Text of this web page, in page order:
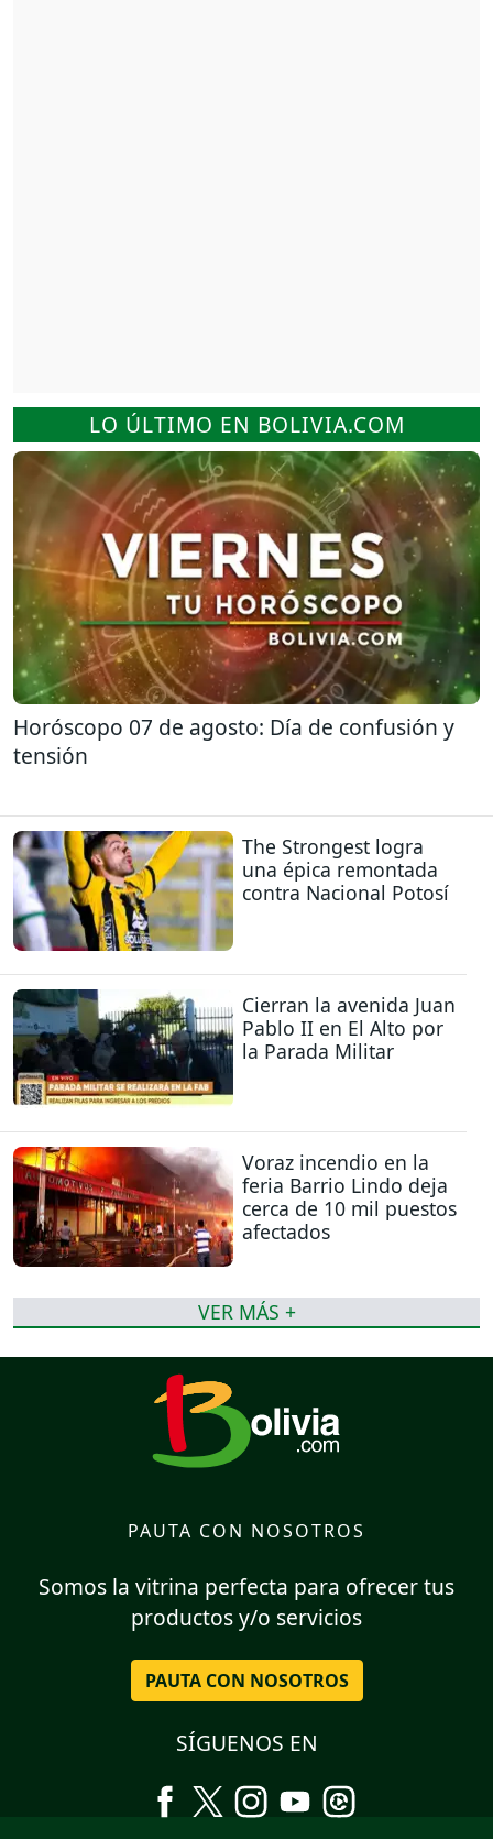
LO ÚLTIMO EN BOLIVIA.COM
Horóscopo 07 de agosto: Día de confusión y
tensión
The Strongest logra
una épica remontada
contra Nacional Potosí
Cierran la avenida Juan
Pablo II en El Alto por
la Parada Militar
Voraz incendio en la
feria Barrio Lindo deja
cerca de 10 mil puestos
afectados
VER MÁS +
PAUTA CON NOSOTROS
Somos la vitrina perfecta para ofrecer tus
productos y/o servicios
PAUTA CON NOSOTROS
SÍGUENOS EN